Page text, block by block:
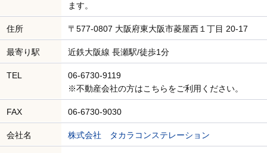
ます。
住所 〒577-0807 大阪府東大阪市菱屋西１丁目 20-17
最寄り駅 近鉄大阪線 長瀬駅/徒歩1分
TEL
06-6730-9119
※不動産会社の方はこちらをご利用ください。
FAX 06-6730-9030
会社名 株式会社 タカラコンステレーション